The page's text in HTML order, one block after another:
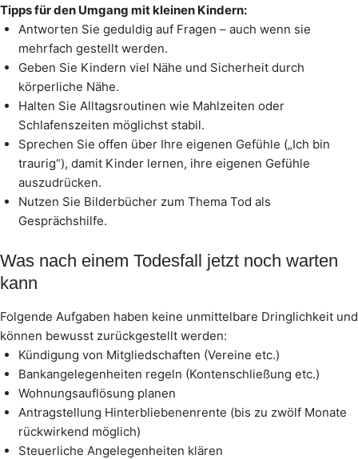
Tipps für den Umgang mit kleinen Kindern:
Antworten Sie geduldig auf Fragen – auch wenn sie
mehrfach gestellt werden.
Geben Sie Kindern viel Nähe und Sicherheit durch
körperliche Nähe.
Halten Sie Alltagsroutinen wie Mahlzeiten oder
Schlafenszeiten möglichst stabil.
Sprechen Sie offen über Ihre eigenen Gefühle („Ich bin
traurig“), damit Kinder lernen, ihre eigenen Gefühle
auszudrücken.
Nutzen Sie Bilderbücher zum Thema Tod als
Gesprächshilfe.
Was nach einem Todesfall jetzt noch warten
kann
Folgende Aufgaben haben keine unmittelbare Dringlichkeit und
können bewusst zurückgestellt werden:
Kündigung von Mitgliedschaften (Vereine etc.)
Bankangelegenheiten regeln (Kontenschließung etc.)
Wohnungsauflösung planen
Antragstellung Hinterbliebenenrente (bis zu zwölf Monate
rückwirkend möglich)
Steuerliche Angelegenheiten klären